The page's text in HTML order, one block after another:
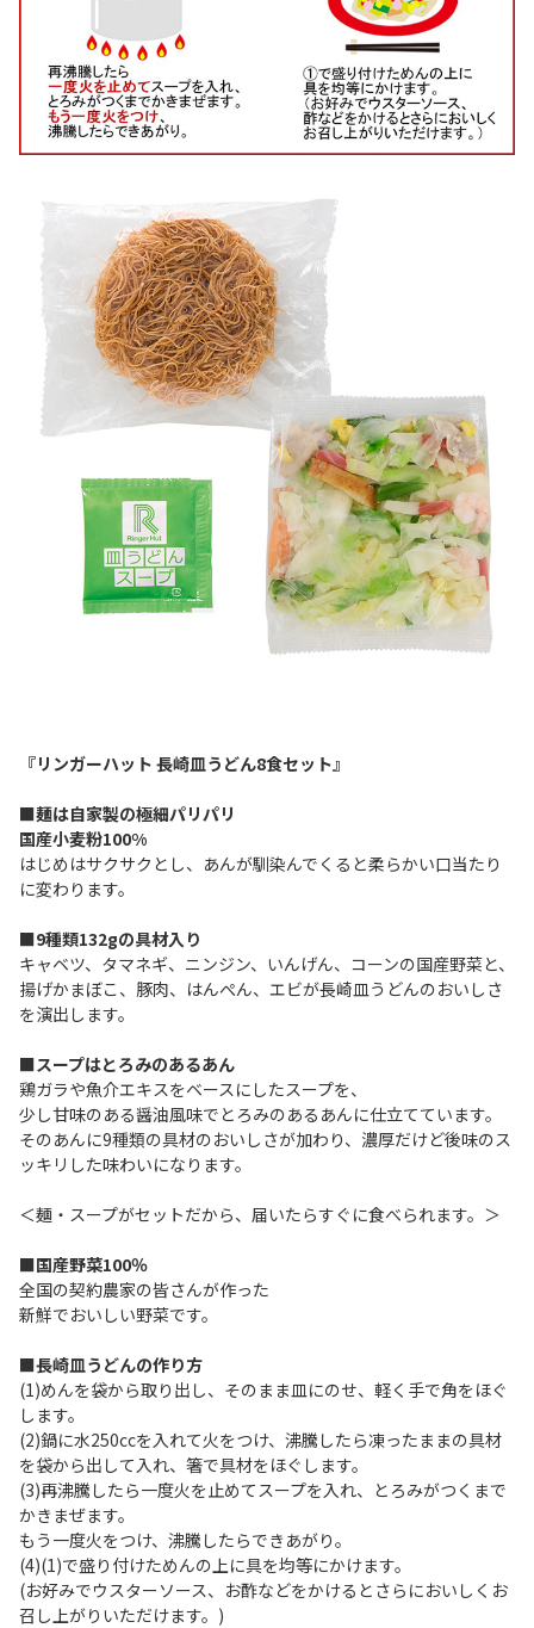
『リンガーハット 長崎皿うどん8食セット』
■麺は自家製の極細パリパリ
国産小麦粉100%
はじめはサクサクとし、あんが馴染んでくると柔らかい口当たり
に変わります。
■9種類132gの具材入り
キャベツ、タマネギ、ニンジン、いんげん、コーンの国産野菜と、
揚げかまぼこ、豚肉、はんぺん、エビが長崎皿うどんのおいしさ
を演出します。
■スープはとろみのあるあん
鶏ガラや魚介エキスをベースにしたスープを、
少し甘味のある醤油風味でとろみのあるあんに仕立てています。
そのあんに9種類の具材のおいしさが加わり、濃厚だけど後味のス
ッキリした味わいになります。
＜麺・スープがセットだから、届いたらすぐに食べられます。＞
■国産野菜100％
全国の契約農家の皆さんが作った
新鮮でおいしい野菜です。
■長崎皿うどんの作り方
(1)めんを袋から取り出し、そのまま皿にのせ、軽く手で角をほぐ
します。
(2)鍋に水250ccを入れて火をつけ、沸騰したら凍ったままの具材
を袋から出して入れ、箸で具材をほぐします。
(3)再沸騰したら一度火を止めてスープを入れ、とろみがつくまで
かきまぜます。
もう一度火をつけ、沸騰したらできあがり。
(4)(1)で盛り付けためんの上に具を均等にかけます。
(お好みでウスターソース、お酢などをかけるとさらにおいしくお
召し上がりいただけます。)